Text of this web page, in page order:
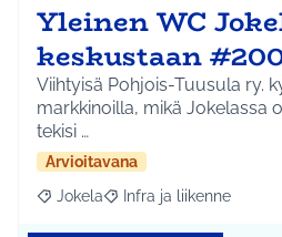
Yleinen WC
keskustaan
Viihtyisä Pohjois-Tuusula ry.
markkinoilla, mikä Jokelassa
tekisi …
Arvioitavana
Rajaa tulokset aihepiirin mukaan:
Jokela Rajaa tulokset teeman
Infra ja liikenne